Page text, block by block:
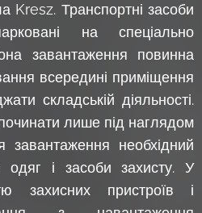
Kresz. Транспортні засоби
на спеціально
завантаження повинна
всередині приміщення
складській діяльності.
лише під наглядом
необхідний
одяг і засоби захисту. У
захисних пристроїв і